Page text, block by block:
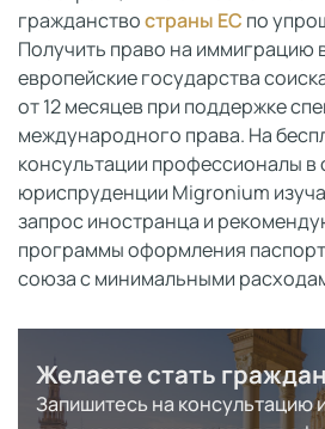
гражданствостраны ЕС по
Получить право на иммиграцию
европейские государства
от 12 месяцев при поддержке
международного права. На
консультации профессионалы в
юриспруденции Migronium
запрос иностранца и
программы оформления
союза с минимальными
Желаете стать
Запишитесь на консультацию